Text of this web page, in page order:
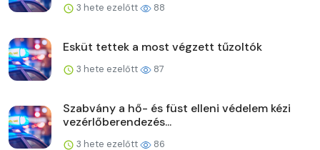
3 hete ezelőtt 88
Esküt tettek a most végzett tűzoltók
3 hete ezelőtt 87
Szabvány a hő- és füst elleni védelem kézi
vezérlőberendezés...
3 hete ezelőtt 86